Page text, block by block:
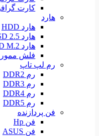
کارت گرافیک AMD
هارد
هارد HDD
هارد SSD 2.5
هارد SSD M.2
فلش مموری
رم لپ تاپ
فن پردازنده
فن Hp
فن ASUS